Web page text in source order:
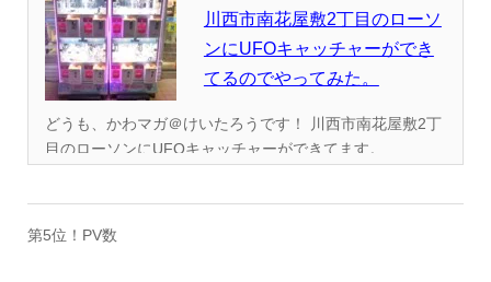
川西市南花屋敷2丁目のローソ
ンにUFOキャッチャーができ
てるのでやってみた。
どうも、かわマガ＠けいたろうです！ 川西市南花屋敷2丁
目のローソンにUFOキャッチャーができてます。...
第5位！PV数